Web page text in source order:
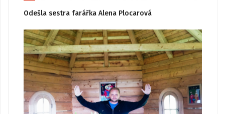
Odešla sestra farářka Alena Plocarová